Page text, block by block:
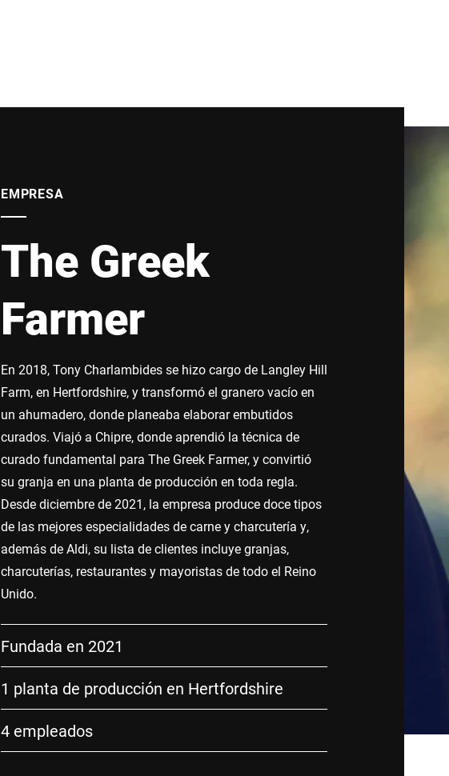
EMPRESA
The Greek
Farmer
En 2018, Tony Charlambides se hizo cargo de Langley Hill
Farm, en Hertfordshire, y transformó el granero vacío en
un ahumadero, donde planeaba elaborar embutidos
curados. Viajó a Chipre, donde aprendió la técnica de
curado fundamental para The Greek Farmer, y convirtió
su granja en una planta de producción en toda regla.
Desde diciembre de 2021, la empresa produce doce tipos
de las mejores especialidades de carne y charcutería y,
además de Aldi, su lista de clientes incluye granjas,
charcuterías, restaurantes y mayoristas de todo el Reino
Unido.
Fundada en 2021
1 planta de producción en Hertfordshire
4 empleados